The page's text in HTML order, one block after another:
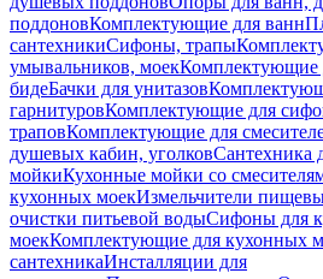
поддоновКомплектующие для ванн
сантехникиСифоны, трапы
умывальников, моекКомплектующие
бидеБачки для унитазов
гарнитуровКомплектующие для
траповКомплектующие для
душевых кабин, уголковСантехника
мойкиКухонные мойки со
кухонных моекИзмельчители
очистки питьевой водыСифоны для
моекКомплектующие для кухонных
сантехникаИнсталляции для